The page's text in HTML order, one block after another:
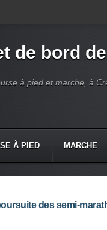
de bord
à pied et marche, à
À PIED MARCHE
des semi-